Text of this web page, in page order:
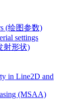
(绘图参数)
settings
射形状)
in Line2D and
(MSAA)